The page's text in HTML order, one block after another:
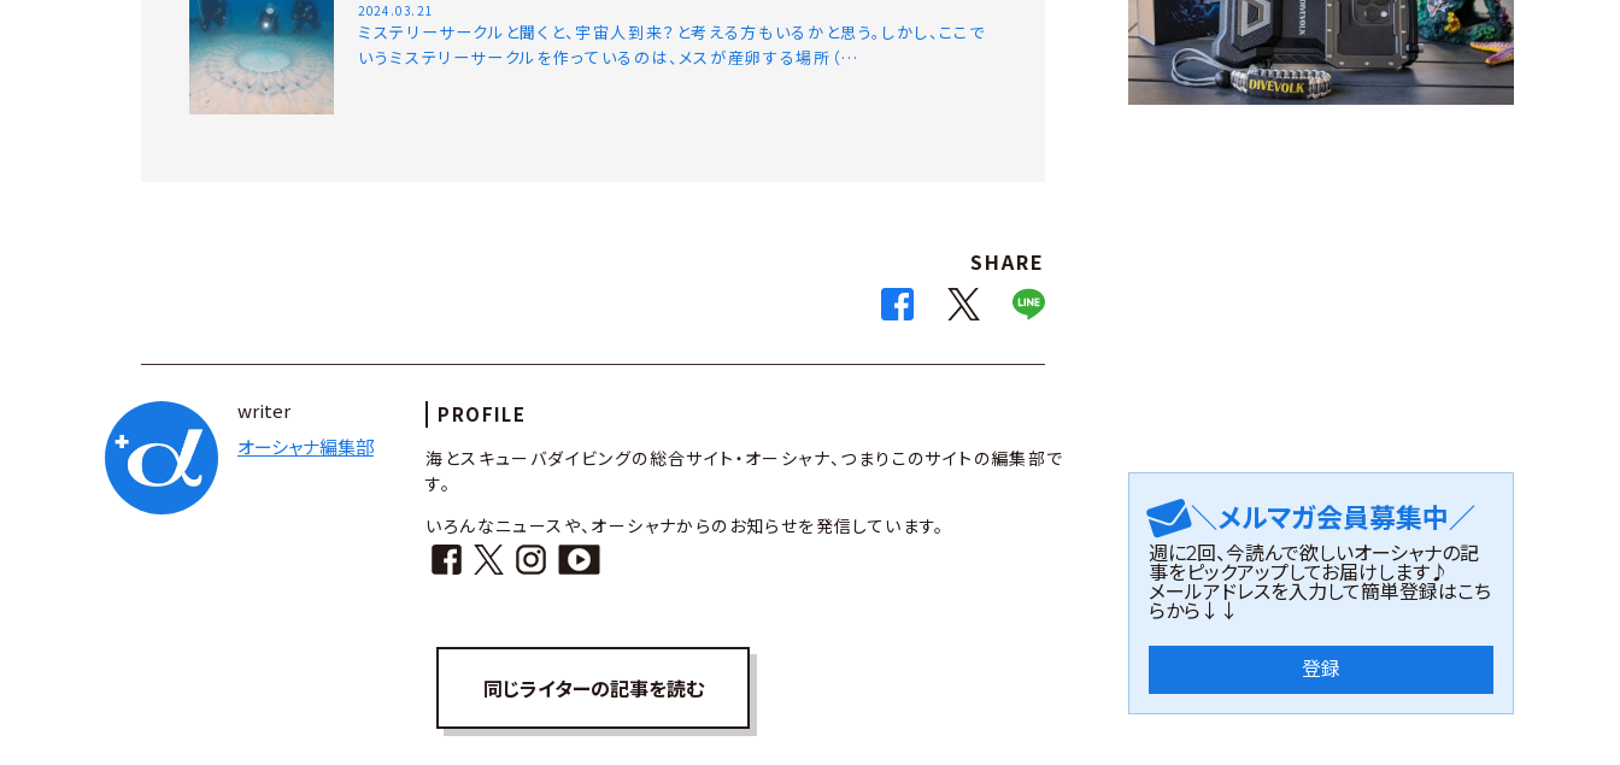
2024.03.21
ミステリーサークルと聞くと、宇宙人到来？と考える方もいるかと思う。しかし、ここで
いうミステリーサークルを作っているのは、メスが産卵する場所（…
SHARE
writer
オーシャナ編集部
PROFILE
海とスキューバダイビングの総合サイト・オーシャナ、つまりこのサイトの編集部で
す。
いろんなニュースや、オーシャナからのお知らせを発信しています。
同じライターの記事を読む
＼メルマガ会員募集中／
週に2回、今読んで欲しいオーシャナの記
事をピックアップしてお届けします♪
メールアドレスを入力して簡単登録はこち
らから↓↓
登録